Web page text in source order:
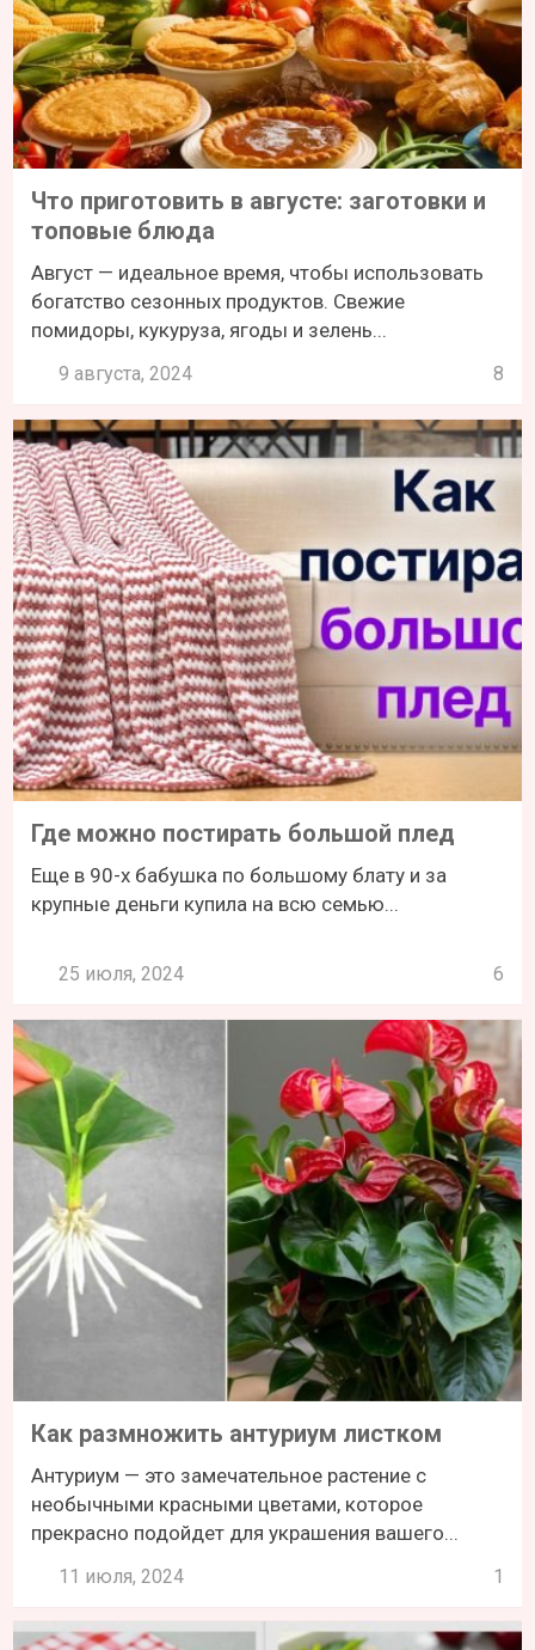
Что приготовить в августе: заготовки и
топовые блюда
Август — идеальное время, чтобы использовать
богатство сезонных продуктов. Свежие
помидоры, кукуруза, ягоды и зелень...
9 августа, 2024 8
Где можно постирать большой плед
Еще в 90-х бабушка по большому блату и за
крупные деньги купила на всю семью...
25 июля, 2024 6
Как размножить антуриум листком
Антуриум — это замечательное растение с
необычными красными цветами, которое
прекрасно подойдет для украшения вашего...
11 июля, 2024 1